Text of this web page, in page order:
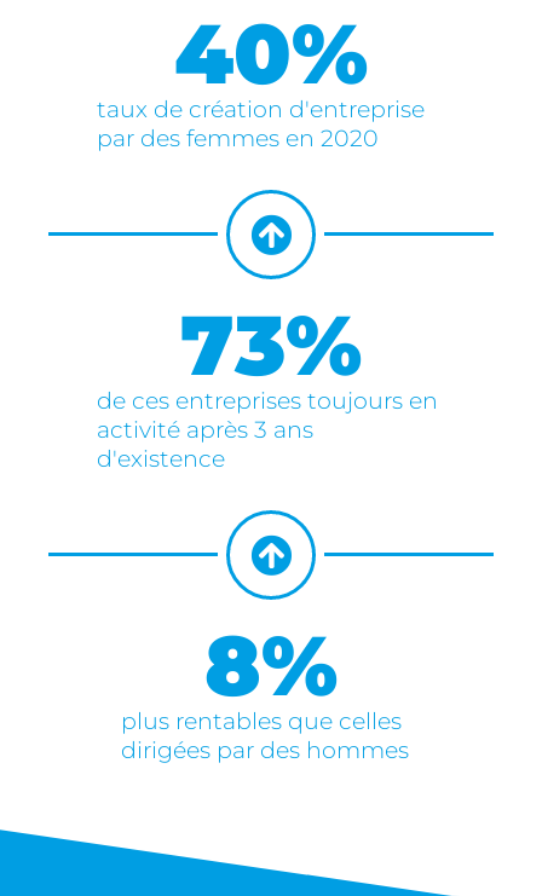
taux de création d'entreprise
par des femmes en 2020
40%
de ces entreprises toujours en
activité après 3 ans
d'existence
73%
plus rentables que celles
dirigées par des hommes
8%